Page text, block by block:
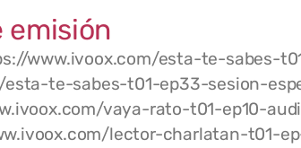
emisión
www.ivoox.com/esta-te-
te-sabes-t01-ep33-sesion-
vaya-rato-t01-ep10-
lector-charlatan-t01-